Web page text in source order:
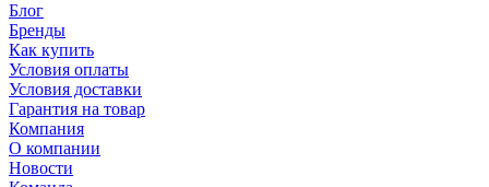
Блог
Бренды
Как купить
Условия оплаты
Условия доставки
Гарантия на товар
Компания
О компании
Новости